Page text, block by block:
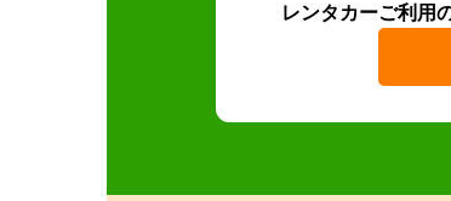
レンタカーご利用